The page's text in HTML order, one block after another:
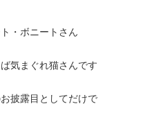
・ボニートさん
気まぐれ猫さんです
披露目としてだけで